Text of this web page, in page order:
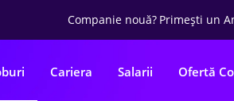
Companie nouă? Primești un
Cariera Salarii Ofertă